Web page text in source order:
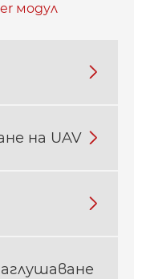
модул

на UAV 
